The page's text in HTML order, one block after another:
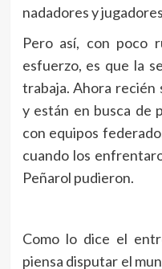
nadadores y
Pero así, con poco
esfuerzo, es que la
trabaja. Ahora recién
y están en busca de
con equipos
cuando los
Peñarol pudieron.
Como lo dice el
piensa disputar el